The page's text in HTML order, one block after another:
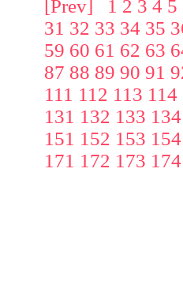
[Prev]
1 2 3 4 5
31 32 33 34 35
59 60 61 62 63
87 88 89 90 91
111 112 113 114
131 132 133 134
151 152 153 154
171 172 173 174